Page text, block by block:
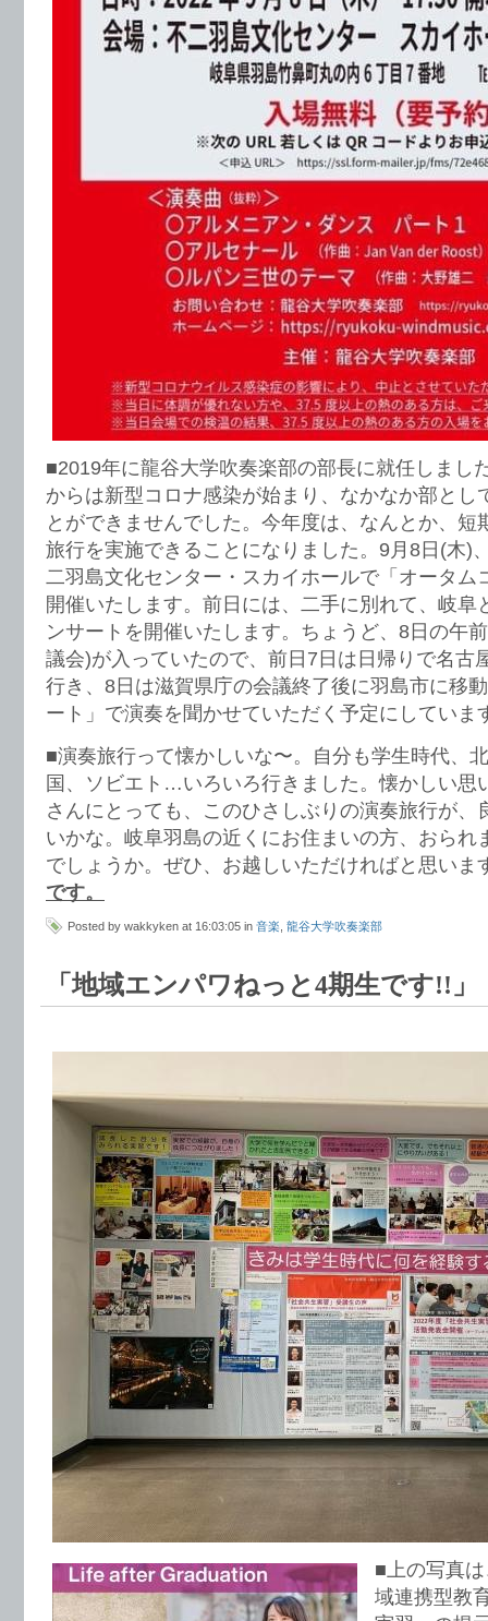
■2019年に龍谷大学吹奏楽部の部長に就任しまし
からは新型コロナ感染が始まり、なかなか部とし
とができませんでした。今年度は、なんとか、短
旅行を実施できることになりました。9月8日(木)
二羽島文化センター・スカイホールで「オータム
開催いたします。前日には、二手に別れて、岐阜
ンサートを開催いたします。ちょうど、8日の午
議会)が入っていたので、前日7日は日帰りで名古
行き、8日は滋賀県庁の会議終了後に羽島市に移
ート」で演奏を聞かせていただく予定にしていま
■演奏旅行って懐かしいな〜。自分も学生時代、
国、ソビエト…いろいろ行きました。懐かしい思
さんにとっても、このひさしぶりの演奏旅行が、
いかな。岐阜羽島の近くにお住まいの方、おられ
でしょうか。ぜひ、お越しいただければと思いま
です。
Posted by wakkyken at 16:03:05 in 音楽 龍谷大学吹奏楽部
「地域エンパワねっと4期生です!!」
■上の写真
域連携型教